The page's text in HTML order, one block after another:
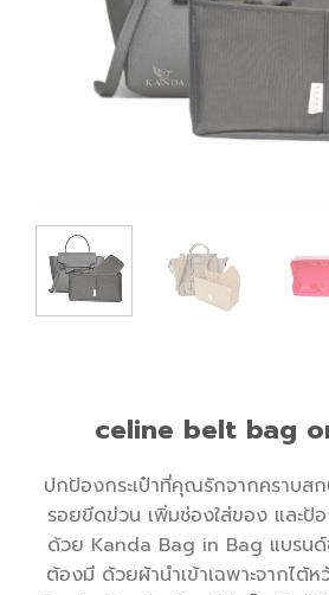
celine belt bag
ปกป้องกระเป๋าที่คุณรักจากคราบส
รอยขีดข่วน เพิ่มช่องใส่ของ และป้อ
ด้วย Kanda Bag in Bag แบรนด์
ต้องมี ด้วยผ้านำเข้าเฉพาะจากไต้ห